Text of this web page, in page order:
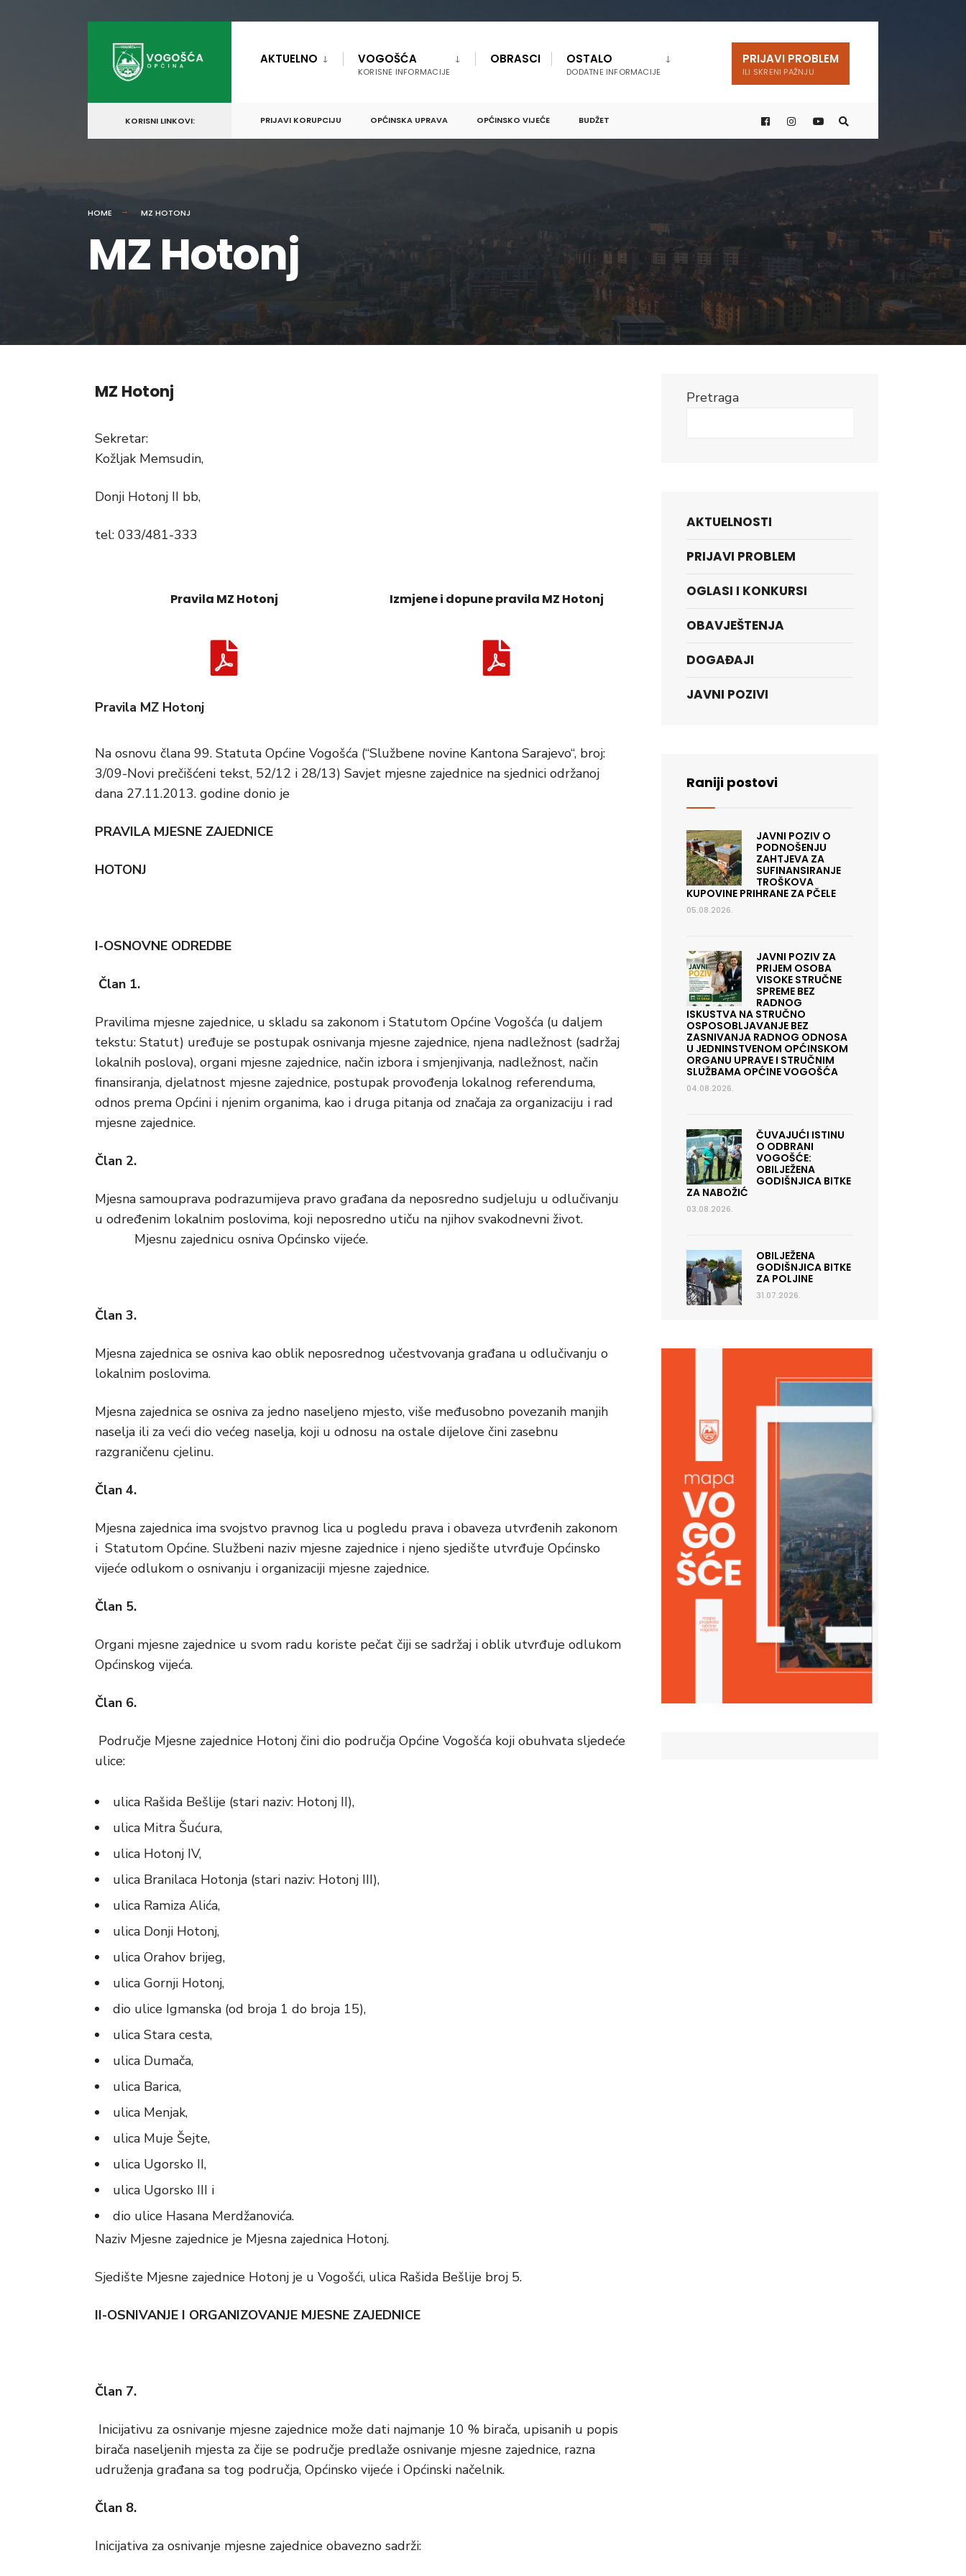
AKTUELNO VOGOŠĆA
KORISNE INFORMACIJE
OBRASCI OSTALO
DODATNE INFORMACIJE
PRIJAVI PROBLEM
ILI SKRENI PAŽNJU
KORISNI LINKOVI: PRIJAVI KORUPCIJU OPĆINSKA UPRAVA OPĆINSKO VIJEĆE BUDŽET
HOME MZ HOTONJ
MZ Hotonj
MZ Hotonj
Sekretar:
Kožljak Memsudin,
Donji Hotonj II bb,
tel: 033/481-333
Pravila MZ Hotonj Izmjene i dopune pravila MZ Hotonj
Pravila MZ Hotonj
Na osnovu člana 99. Statuta Općine Vogošća (“Službene novine Kantona Sarajevo“, broj:
3/09-Novi prečišćeni tekst, 52/12 i 28/13) Savjet mjesne zajednice na sjednici održanoj
dana 27.11.2013. godine donio je
PRAVILA MJESNE ZAJEDNICE
HOTONJ
I-OSNOVNE ODREDBE
Član 1.
Pravilima mjesne zajednice, u skladu sa zakonom i Statutom Općine Vogošća (u daljem
tekstu: Statut) uređuje se postupak osnivanja mjesne zajednice, njena nadležnost (sadržaj
lokalnih poslova), organi mjesne zajednice, način izbora i smjenjivanja, nadležnost, način
finansiranja, djelatnost mjesne zajednice, postupak provođenja lokalnog referenduma,
odnos prema Općini i njenim organima, kao i druga pitanja od značaja za organizaciju i rad
mjesne zajednice.
Član 2.
Mjesna samouprava podrazumijeva pravo građana da neposredno sudjeluju u odlučivanju
u određenim lokalnim poslovima, koji neposredno utiču na njihov svakodnevni život.
Mjesnu zajednicu osniva Općinsko vijeće.
Član 3.
Mjesna zajednica se osniva kao oblik neposrednog učestvovanja građana u odlučivanju o
lokalnim poslovima.
Mjesna zajednica se osniva za jedno naseljeno mjesto, više međusobno povezanih manjih
naselja ili za veći dio većeg naselja, koji u odnosu na ostale dijelove čini zasebnu
razgraničenu cjelinu.
Član 4.
Mjesna zajednica ima svojstvo pravnog lica u pogledu prava i obaveza utvrđenih zakonom
i Statutom Općine. Službeni naziv mjesne zajednice i njeno sjedište utvrđuje Općinsko
vijeće odlukom o osnivanju i organizaciji mjesne zajednice.
Član 5.
Organi mjesne zajednice u svom radu koriste pečat čiji se sadržaj i oblik utvrđuje odlukom
Općinskog vijeća.
Član 6.
Područje Mjesne zajednice Hotonj čini dio područja Općine Vogošća koji obuhvata sljedeće
ulice:
ulica Rašida Bešlije (stari naziv: Hotonj II),
ulica Mitra Šućura,
ulica Hotonj IV,
ulica Branilaca Hotonja (stari naziv: Hotonj III),
ulica Ramiza Alića,
ulica Donji Hotonj,
ulica Orahov brijeg,
ulica Gornji Hotonj,
dio ulice Igmanska (od broja 1 do broja 15),
ulica Stara cesta,
ulica Dumača,
ulica Barica,
ulica Menjak,
ulica Muje Šejte,
ulica Ugorsko II,
ulica Ugorsko III i
dio ulice Hasana Merdžanovića.
Naziv Mjesne zajednice je Mjesna zajednica Hotonj.
Sjedište Mjesne zajednice Hotonj je u Vogošći, ulica Rašida Bešlije broj 5.
II-OSNIVANJE I ORGANIZOVANJE MJESNE ZAJEDNICE
Član 7.
Inicijativu za osnivanje mjesne zajednice može dati najmanje 10 % birača, upisanih u popis
birača naseljenih mjesta za čije se područje predlaže osnivanje mjesne zajednice, razna
udruženja građana sa tog područja, Općinsko vijeće i Općinski načelnik.
Član 8.
Inicijativa za osnivanje mjesne zajednice obavezno sadrži:
Pretraga
AKTUELNOSTI
PRIJAVI PROBLEM
OGLASI I KONKURSI
OBAVJEŠTENJA
DOGAĐAJI
JAVNI POZIVI
Raniji postovi
JAVNI POZIV O
PODNOŠENJU
ZAHTJEVA ZA
SUFINANSIRANJE
TROŠKOVA
KUPOVINE PRIHRANE ZA PČELE
05.08.2026.
JAVNI POZIV ZA
PRIJEM OSOBA
VISOKE STRUČNE
SPREME BEZ
RADNOG
ISKUSTVA NA STRUČNO
OSPOSOBLJAVANJE BEZ
ZASNIVANJA RADNOG ODNOSA
U JEDNINSTVENOM OPĆINSKOM
ORGANU UPRAVE I STRUČNIM
SLUŽBAMA OPĆINE VOGOŠĆA
04.08.2026.
ČUVAJUĆI ISTINU
O ODBRANI
VOGOŠĆE:
OBILJEŽENA
GODIŠNJICA BITKE
ZA NABOŽIĆ
03.08.2026.
OBILJEŽENA
GODIŠNJICA BITKE
ZA POLJINE
31.07.2026.